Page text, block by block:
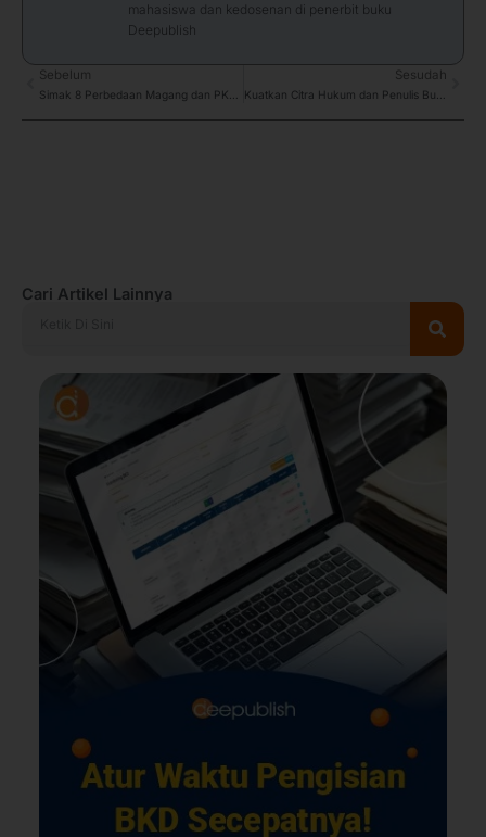
mahasiswa dan kedosenan di penerbit buku
Deepublish
Prev
Sebelum Sesudah
Cari Artikel Lainnya